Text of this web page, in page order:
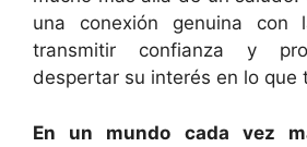
una conexión genuina con
transmitir confianza y
despertar su interés en lo que
En un mundo cada vez